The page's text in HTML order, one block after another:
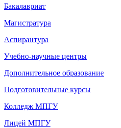
Бакалавриат
Магистратура
Аспирантура
Учебно-научные центры
Дополнительное образование
Подготовительные курсы
Колледж МПГУ
Лицей МПГУ